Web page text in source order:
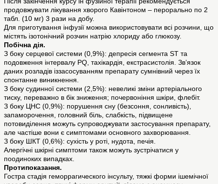
продовжувати лікування хворого Кавінтоном – перорально по 2
табл. (10 мг) 3 рази на добу.
Для приготування інфузії можна використовувати всі розчини, що
містять ізотонічний розчин натрію хлориду або глюкозу.
Побічна дія.
З боку серцевої системи (0,9%): депресія сегмента ST та
подовження інтервалу PQ, тахікардія, екстрасистолія. Зв’язок
даних розладів іззасосуванням препарату сумнівний через їх
спонтанне виникнення.
З боку судинної системи (2,5%): невеликі зміни артеріального
тиску, переважно в бік зниження; почервоніння шкіри, флебіт.
З боку ЦНС (0,9%): порушення сну (безсоння, сонливість),
запаморочення, головний біль, слабкість, підвищене
потовиділення можуть супроводжувати застосування препарату,
але частіше вони є симптомами основного захворювання.
З боку ШКТ (0,6%): сухість у роті, нудота, печія.
Алергічні шкірні симптоми також можуть зустрічатися у
поодиноких випадках.
Протипоказання.
Гостра стадія геморрагического інсульту, тяжкі форми ішемічної